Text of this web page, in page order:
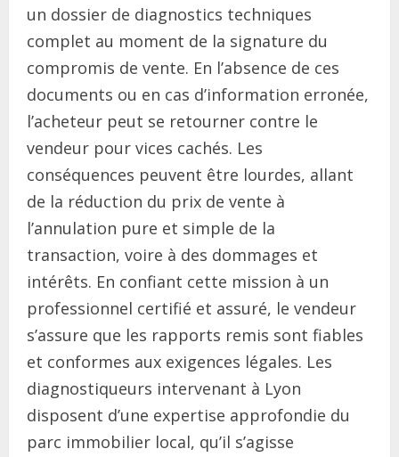
un dossier de diagnostics techniques
complet au moment de la signature du
compromis de vente. En l’absence de ces
documents ou en cas d’information erronée,
l’acheteur peut se retourner contre le
vendeur pour vices cachés. Les
conséquences peuvent être lourdes, allant
de la réduction du prix de vente à
l’annulation pure et simple de la
transaction, voire à des dommages et
intérêts. En confiant cette mission à un
professionnel certifié et assuré, le vendeur
s’assure que les rapports remis sont fiables
et conformes aux exigences légales. Les
diagnostiqueurs intervenant à Lyon
disposent d’une expertise approfondie du
parc immobilier local, qu’il s’agisse